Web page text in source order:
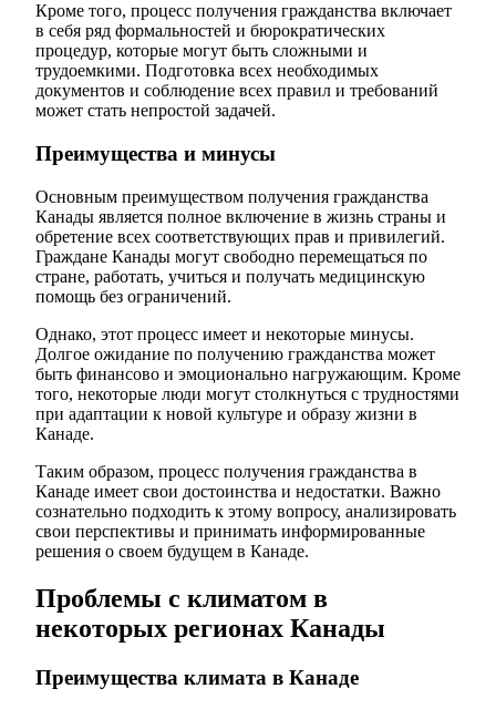
Кроме того, процесс получения гражданства включает
в себя ряд формальностей и бюрократических
процедур, которые могут быть сложными и
трудоемкими. Подготовка всех необходимых
документов и соблюдение всех правил и требований
может стать непростой задачей.
Преимущества и минусы
Основным преимуществом получения гражданства
Канады является полное включение в жизнь страны и
обретение всех соответствующих прав и привилегий.
Граждане Канады могут свободно перемещаться по
стране, работать, учиться и получать медицинскую
помощь без ограничений.
Однако, этот процесс имеет и некоторые минусы.
Долгое ожидание по получению гражданства может
быть финансово и эмоционально нагружающим. Кроме
того, некоторые люди могут столкнуться с трудностями
при адаптации к новой культуре и образу жизни в
Канаде.
Таким образом, процесс получения гражданства в
Канаде имеет свои достоинства и недостатки. Важно
сознательно подходить к этому вопросу, анализировать
свои перспективы и принимать информированные
решения о своем будущем в Канаде.
Проблемы с климатом в
некоторых регионах Канады
Преимущества климата в Канаде